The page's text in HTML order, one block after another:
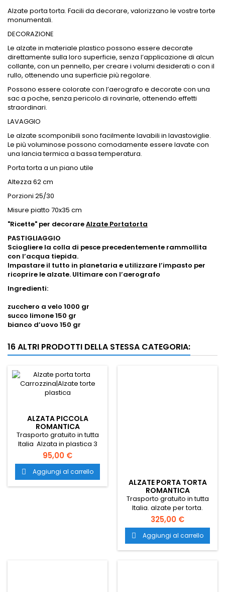
Alzate porta torta. Facili da decorare, valorizzano le vostre torte
monumentali.
DECORAZIONE
Le alzate in materiale plastico possono essere decorate
direttamente sulla loro superficie, senza l’applicazione di alcun
collante, con un pennello, per creare i volumi desiderati o con il
rullo, ottenendo una superficie più regolare.
Possono essere colorate con l’aerografo e decorate con una
sac a poche, senza pericolo di rovinarle, ottenendo effetti
straordinari.
LAVAGGIO
Le alzate scomponibili sono facilmente lavabili in lavastoviglie.
Le più voluminose possono comodamente essere lavate con
una lancia termica a bassa temperatura.
Porta torta a un piano utile
Altezza 62 cm
Porzioni 25/30
Misure piatto 70x35 cm
"Ricette" per decorareAlzate Portatorta
PASTIGLIAGGIO
Sciogliere la colla di pesce precedentemente rammollita
con l’acqua tiepida.
Impastare il tutto in planetaria e utilizzare l’impasto per
ricoprire le alzate. Ultimare con l’aerografo
Ingredienti:
zucchero a velo 1000 gr
succo limone 150 gr
bianco d’uovo 150 gr
16 ALTRI PRODOTTI DELLA STESSA CATEGORIA:
ALZATA PICCOLA
ROMANTICA
Trasporto gratuito in tutta
Italia Alzata in plastica 3
piani sovrapposti alzate
per torta alzata per torta
alzate per appoggiare
torte alzate pasticceria
alzata per pasticceria
95,00 €
 Aggiungi al carrello
ALZATE PORTA TORTA
ROMANTICA
Trasporto gratuito in tutta
Italia. alzate per torta.
alzata per torta. alzate per
appoggiare torte. alzate
pasticceria. alzata per
pasticceria. alzata colorata
per torte.
325,00 €
 Aggiungi al carrello